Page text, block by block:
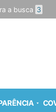
a busca 3